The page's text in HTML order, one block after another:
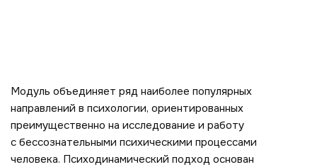
Модуль объединяет ряд наиболее популярных
направлений в психологии, ориентированных
преимущественно на исследование и работу
с бессознательными психическими процессами
человека. Психодинамический подход основан